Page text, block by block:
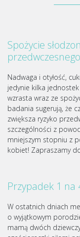
Spożycie
Nadwaga i otyłość,
jedynie kilka
wzrasta wraz ze
badania sugerują, że
zwiększa ryzyko
szczególności z
mniejszym stopniu z
kobiet! Zapraszamy
Przypadek 1 na
W ostatnich dniach
o wyjątkowym
mamą dwóch